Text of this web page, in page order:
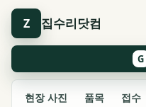
Z 집수리닷컴
현장 사진 품목 접수
G